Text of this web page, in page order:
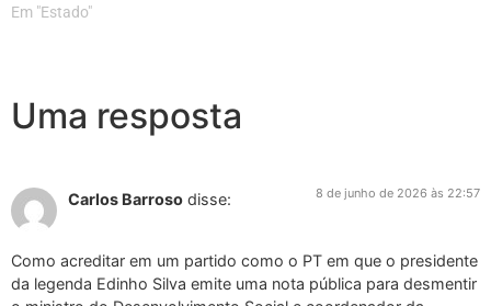
Em "Estado"
Uma resposta
Carlos Barroso disse: 8 de junho de 2026 às 22:57
Como acreditar em um partido como o PT em que o presidente
da legenda Edinho Silva emite uma nota pública para desmentir